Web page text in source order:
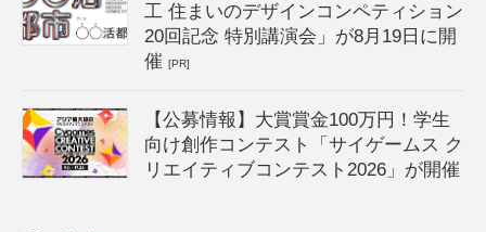
工 住まいのデザインコンペティション
20回記念 特別講演会」が8月19日に開
催[PR]
【公募情報】大賞賞金100万円！学生
向け創作コンテスト「サイゲームス ク
リエイティブコンテスト2026」が開催